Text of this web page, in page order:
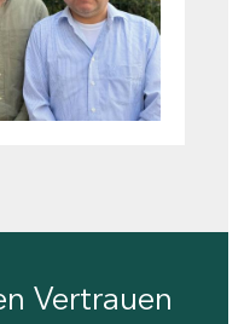
Vertrauen